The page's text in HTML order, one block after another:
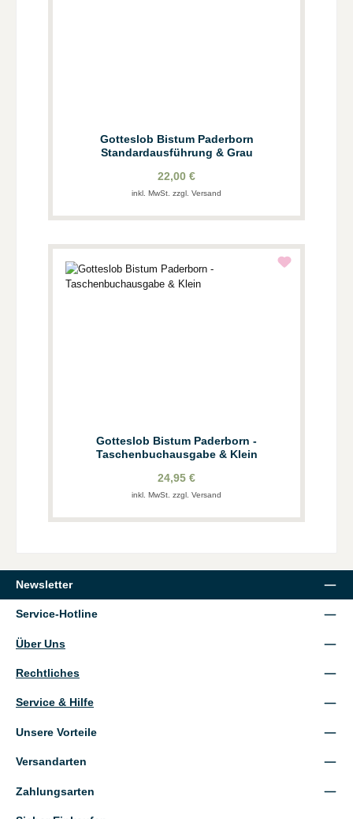
Gotteslob Bistum Paderborn
Standardausführung & Grau
22,00 €
inkl. MwSt. zzgl. Versand
Gotteslob Bistum Paderborn -
Taschenbuchausgabe & Klein
24,95 €
inkl. MwSt. zzgl. Versand
Newsletter
Service-Hotline
Über Uns
Rechtliches
Service & Hilfe
Unsere Vorteile
Versandarten
Zahlungsarten